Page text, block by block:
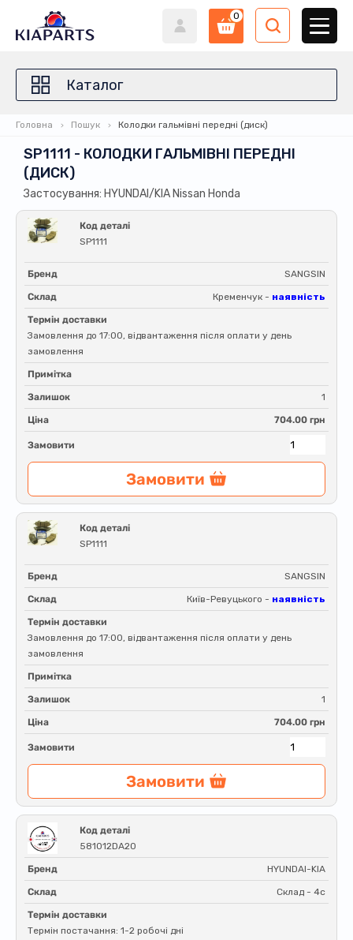
0
Каталог
Головна Пошук Колодки гальмівні передні (диск)
SP1111 - КОЛОДКИ ГАЛЬМІВНІ ПЕРЕДНІ
(ДИСК)
Застосування: HYUNDAI/KIA Nissan Honda
Код деталі
SP1111
Бренд SANGSIN
Склад Кременчук - наявність
Термін доставки
Замовлення до 17:00, відвантаження після оплати у день
замовлення
Примітка
Залишок 1
Ціна 704.00 грн
Замовити
Замовити
Код деталі
SP1111
Бренд SANGSIN
Склад Київ-Ревуцького - наявність
Термін доставки
Замовлення до 17:00, відвантаження після оплати у день
замовлення
Примітка
Залишок 1
Ціна 704.00 грн
Замовити
Замовити
Код деталі
581012DA20
Бренд HYUNDAI-KIA
Склад Склад - 4c
Термін доставки
Термін постачання: 1-2 робочі дні